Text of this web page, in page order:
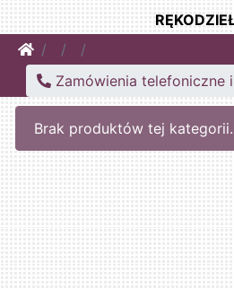
Home
Zamówienia
Brak produktów tej kategorii.